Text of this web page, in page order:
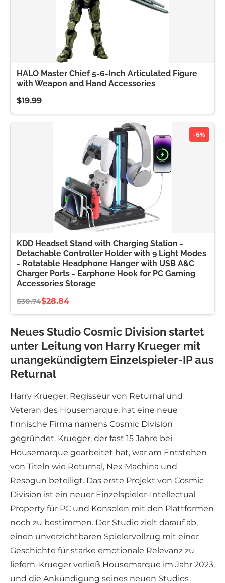
HALO Master Chief 5-6-Inch Articulated Figure
with Weapon and Hand Accessories
$19.99
-6%
KDD Headset Stand with Charging Station -
Detachable Controller Holder with 9 Light Modes
- Rotatable Headphone Hanger with USB A&C
Charger Ports - Earphone Hook for PC Gaming
Accessories Storage
$30.74$28.84
Neues Studio Cosmic Division startet
unter Leitung von Harry Krueger mit
unangekündigtem Einzelspieler-IP aus
Returnal
Harry Krueger, Regisseur von Returnal und
Veteran des Housemarque, hat eine neue
finnische Firma namens Cosmic Division
gegründet. Krueger, der fast 15 Jahre bei
Housemarque gearbeitet hat, war am Entstehen
von Titeln wie Returnal, Nex Machina und
Resogun beteiligt. Das erste Projekt von Cosmic
Division ist ein neuer Einzelspieler-Intellectual
Property für PC und Konsolen mit den Plattformen
noch zu bestimmen. Der Studio zielt darauf ab,
einen unverzichtbaren Spielervollzug mit einer
Geschichte für starke emotionale Relevanz zu
liefern. Krueger verließ Housemarque im Jahr 2023,
und die Ankündigung seines neuen Studios